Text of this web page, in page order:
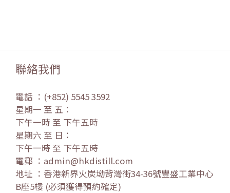
聯絡我們
電話 ：(+852) 5545 3592
星期一 至 五：
下午一時 至 下午五時
星期六 至 日：
下午一時 至 下午五時
電郵 ：admin@hkdistill.com
地址 ：香港新界火炭坳背灣街34-36號豐盛工業中心
B座5樓 (必須獲得預約確定)